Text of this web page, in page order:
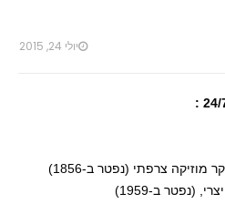
יולי 24, 2015